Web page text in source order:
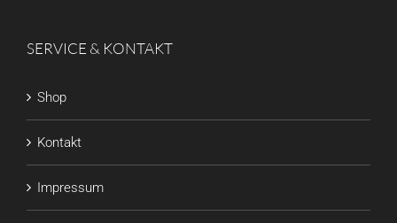
SERVICE & KONTAKT
Shop
Kontakt
Impressum